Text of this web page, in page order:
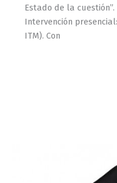
Estado de la
Intervención
ITM). Con